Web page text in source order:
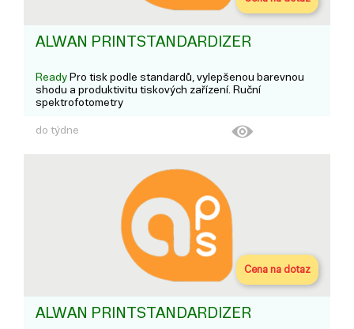
ALWAN PRINTSTANDARDIZER
Ready Pro tisk podle standardů, vylepšenou barevnou
shodu a produktivitu tiskových zařízení. Ruční
spektrofotometry
do týdne
Cena na dotaz
ALWAN PRINTSTANDARDIZER